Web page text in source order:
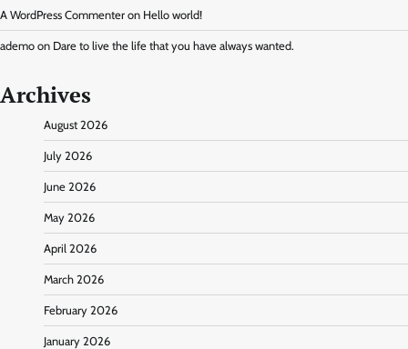
A WordPress Commenter on Hello world!
ademo on Dare to live the life that you have always wanted.
Archives
August 2026
July 2026
June 2026
May 2026
April 2026
March 2026
February 2026
January 2026